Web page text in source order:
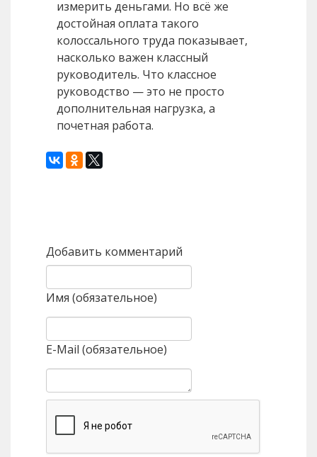
измерить деньгами. Но всё же
достойная оплата такого
колоссального труда показывает,
насколько важен классный
руководитель. Что классное
руководство — это не просто
дополнительная нагрузка, а
почетная работа.
Добавить комментарий
Имя (обязательное)
E-Mail (обязательное)